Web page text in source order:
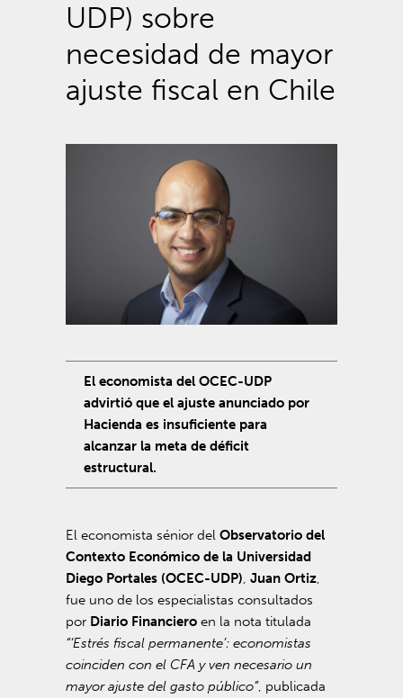
UDP) sobre
necesidad de mayor
ajuste fiscal en Chile
El economista del OCEC-UDP
advirtió que el ajuste anunciado por
Hacienda es insuficiente para
alcanzar la meta de déficit
estructural.
El economista sénior delObservatorio del
Contexto Económico de la Universidad
Diego Portales (OCEC-UDP),Juan Ortiz,
fue uno de los especialistas consultados
por Diario Financiero en la nota titulada
“‘Estrés fiscal permanente’: economistas
coinciden con el CFA y ven necesario un
mayor ajuste del gasto público”, publicada